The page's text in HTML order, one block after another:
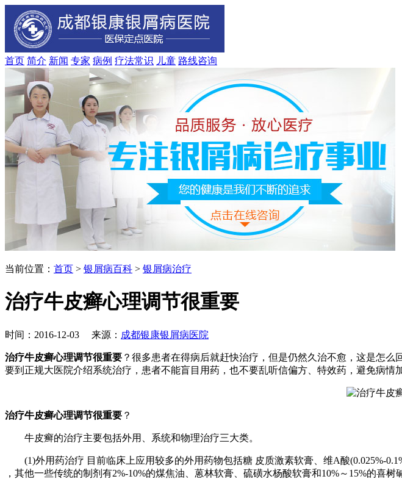
首页 简介 新闻 专家 病例 疗法常识 儿童 路线咨询
当前位置： 首页 > 银屑病百科 > 银屑病治疗
治疗牛皮癣心理调节很重要
时间：2016-12-03 来源： 成都银康银屑病医院
治疗牛皮癣心理调节很重要 ？很多患者在得病后就赶快治疗，但是仍然久治不愈，这是怎
要到正规大医院介绍系统治疗，患者不能盲目用药，也不要乱听信偏方、特效药，避免病情
治疗牛皮癣心理调节很重要 ？
牛皮癣的治疗主要包括外用、系统和物理治疗三大类。
(1)外用药治疗 目前临床上应用较多的外用药物包括糖 皮质激素软膏、维A酸(0.025%-
，其他一些传统的制剂有2%-10%的煤焦油、蒽林软膏、硫磺水杨酸软膏和10%～15%的